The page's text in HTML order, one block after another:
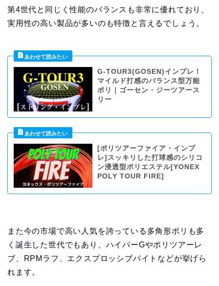
第4世代と同じく性能のバランスも非常に優れており、
実用性の高い製品が多いのも特徴と言えるでしょう。
G-TOUR3(GOSEN)インプレ！
マイルド打感のバランス型万能
ポリ｜ゴーセン・ジーツアース
リー
[ポリツアーファイア・インプ
レ]スッキリした打球感のシリコ
ン浸透型ポリエステル[YONEX
POLY TOUR FIRE]
また今の市場で高い人気を誇っている多角形ポリも多
く誕生した世代でもあり、ハイパーGやポリツアーレ
ブ、RPMラフ、エクスプロッシブバイトなどが挙げら
れます。